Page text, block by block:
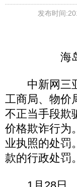
发布时间
海
中新网三亚
工商局、物价
不正当手段欺
价格欺诈行为
业执照的处罚
款的行政处罚。